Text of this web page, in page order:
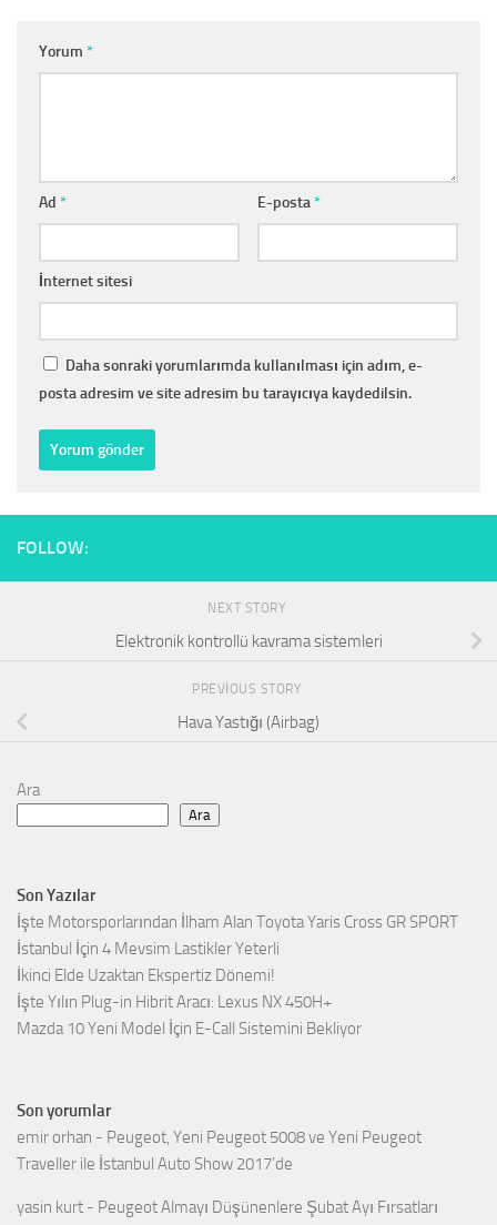
Yorum *
Ad * E-posta*
İnternet sitesi
Daha sonraki yorumlarımda kullanılması için adım, e-
posta adresim ve site adresim bu tarayıcıya kaydedilsin.
FOLLOW:
NEXT STORY
Elektronik kontrollü kavrama sistemleri
PREVIOUS STORY
Hava Yastığı (Airbag)
Ara
Ara
Son Yazılar
İşte Motorsporlarından İlham Alan Toyota Yaris Cross GR SPORT
İstanbul İçin 4 Mevsim Lastikler Yeterli
İkinci Elde Uzaktan Ekspertiz Dönemi!
İşte Yılın Plug-in Hibrit Aracı: Lexus NX 450H+
Mazda 10 Yeni Model İçin E-Call Sistemini Bekliyor
Son yorumlar
emir orhan - Peugeot, Yeni Peugeot 5008 ve Yeni Peugeot
Traveller ile İstanbul Auto Show 2017’de
yasin kurt - Peugeot Almayı Düşünenlere Şubat Ayı Fırsatları